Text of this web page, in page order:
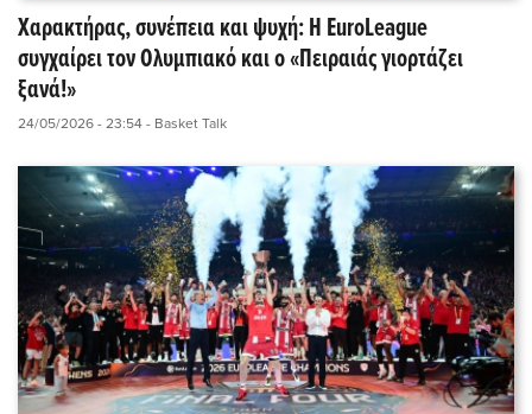
Χαρακτήρας, συνέπεια και ψυχή: Η EuroLeague
συγχαίρει τον Ολυμπιακό και ο «Πειραιάς γιορτάζει
ξανά!»
24/05/2026 - 23:54 - Basket Talk